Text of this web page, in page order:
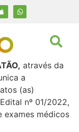
através da
a
(as)
nº 01/2022,
exames médicos